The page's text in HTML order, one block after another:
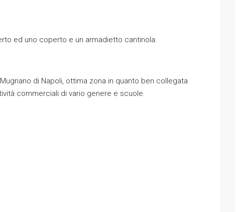
ed uno coperto e un armadietto cantinola.
di Napoli, ottima zona in quanto ben collegata
commerciali di vario genere e scuole.